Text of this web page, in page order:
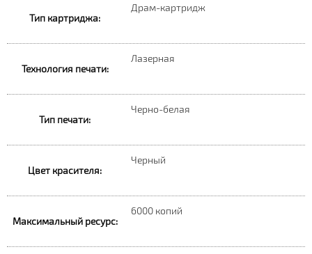
Тип картриджа:
Драм-картридж
Технология печати:
Лазерная
Тип печати:
Черно-белая
Цвет красителя:
Черный
Максимальный ресурс:
6000 копий